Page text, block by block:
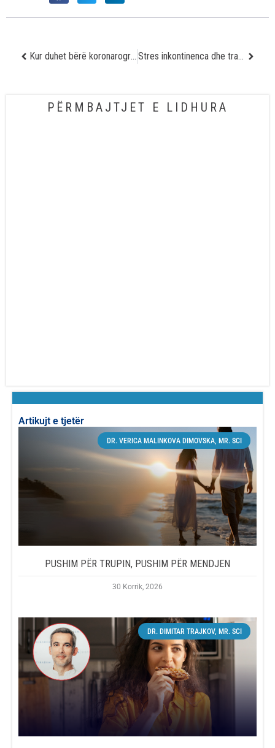
Kur duhet bërë koronarografia? Stres inkontinenca dhe trajtimi me lazer
PËRMBAJTJET E LIDHURA
Artikujt e tjetër
DR. VERICA MALINKOVA DIMOVSKA, MR. SCI
PUSHIM PËR TRUPIN, PUSHIM PËR MENDJEN
30 Korrik, 2026
DR. DIMITAR TRAJKOV, MR. SCI